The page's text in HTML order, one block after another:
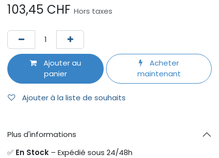
103,45 CHF Hors taxes
Ajouter au
panier
Acheter
maintenant
Ajouter à la liste de souhaits
Plus d'informations
✅ En Stock – Expédié sous 24/48h